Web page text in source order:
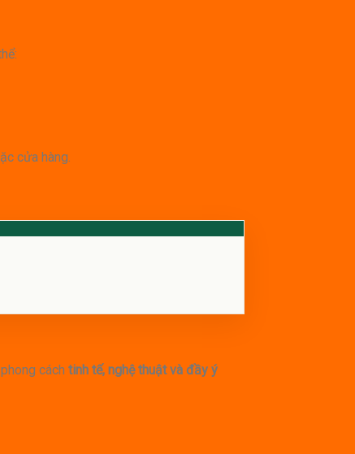
cửa hàng.
cách tinh tế, nghệ thuật và đầy ý